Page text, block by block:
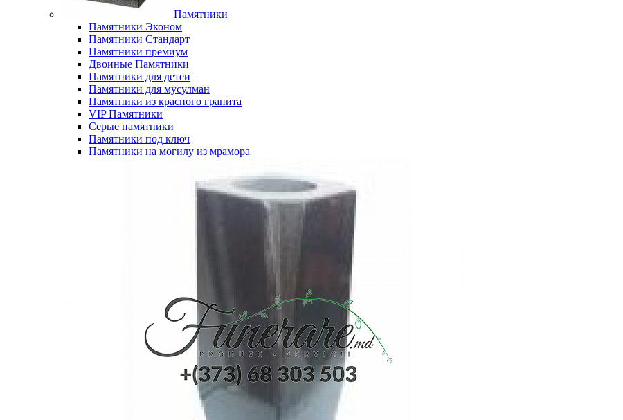
Памятники
Памятники Эконом
Памятники Стандарт
Памятники премиум
Двоиные Памятники
Памятники для детеи
Памятники для мусулман
Памятники из красного гранита
VIP Памятники
Серые памятники
Памятники под ключ
Памятники на могилу из мрамора